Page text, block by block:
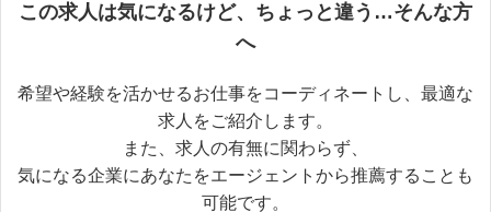
この求人は気になるけど、ちょっと違う…そんな方
へ
希望や経験を活かせるお仕事をコーディネートし、最適な
求人をご紹介します。
また、求人の有無に関わらず、
気になる企業にあなたをエージェントから推薦することも
可能です。